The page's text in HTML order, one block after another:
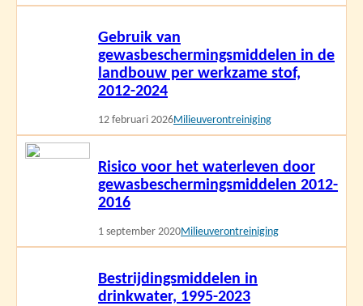
Gebruik van
gewasbeschermingsmiddelen in de
landbouw per werkzame stof,
2012-2024
12 februari 2026Milieuverontreiniging
Risico voor het waterleven door
gewasbeschermingsmiddelen 2012-
2016
1 september 2020Milieuverontreiniging
Lees
Bestrijdingsmiddelen in
drinkwater, 1995-2023